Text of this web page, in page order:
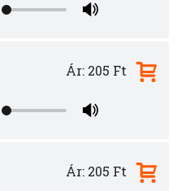
Ár: 205 Ft
Ár: 205 Ft